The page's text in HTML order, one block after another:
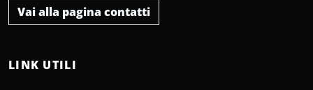
Vai alla pagina contatti
LINK UTILI